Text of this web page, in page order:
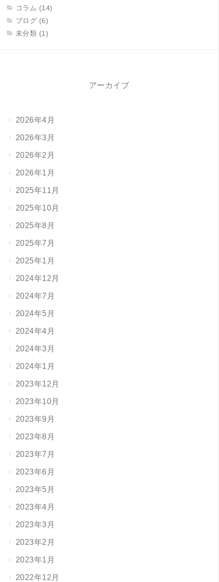
コラム (14)
ブログ (6)
未分類 (1)
アーカイブ
2026年4月
2026年3月
2026年2月
2026年1月
2025年11月
2025年10月
2025年8月
2025年7月
2025年1月
2024年12月
2024年7月
2024年5月
2024年4月
2024年3月
2024年1月
2023年12月
2023年10月
2023年9月
2023年8月
2023年7月
2023年6月
2023年5月
2023年4月
2023年3月
2023年2月
2023年1月
2022年12月